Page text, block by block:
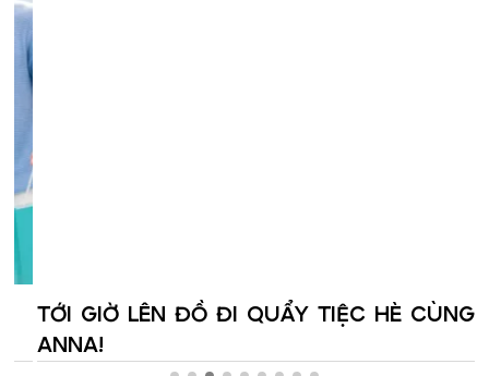
TỚI GIỜ LÊN ĐỒ ĐI QUẨY TIỆC HÈ CÙNG
ANNA!